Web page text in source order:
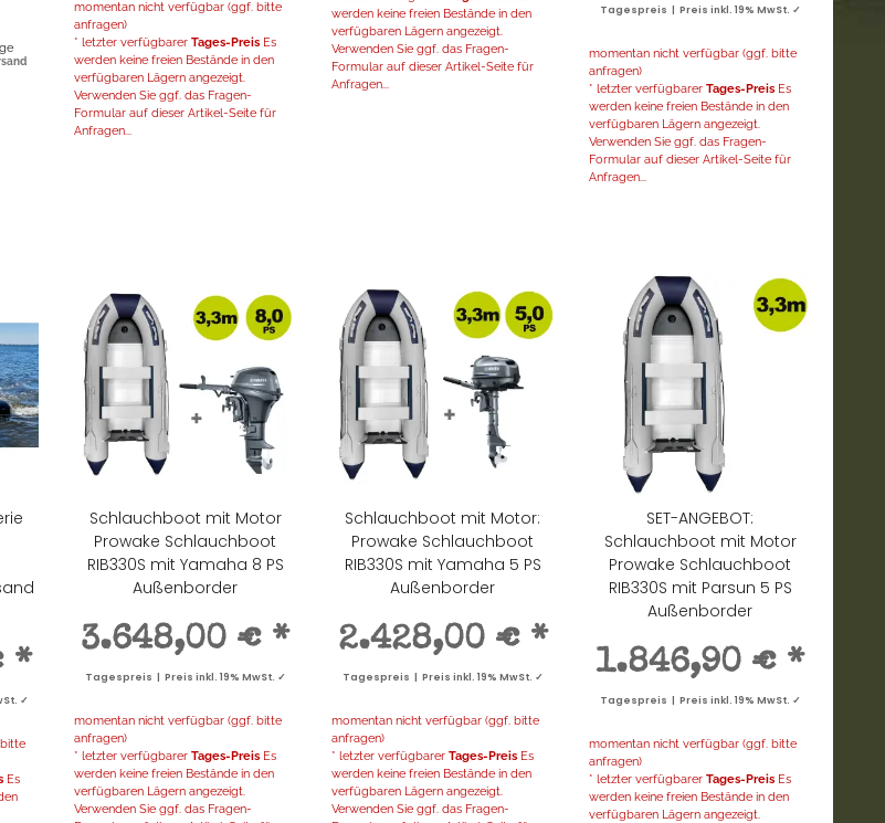
momentan nicht verfügbar (ggf. bitte
anfragen)
* letzter verfügbarerTages-Preis Es
werden keine freien Bestände in den
verfügbaren Lägern angezeigt.
Verwenden Sie ggf. das Fragen-
Formular auf dieser Artikel-Seite für
Anfragen...
werden keine freien Bestände in den
verfügbaren Lägern angezeigt.
Verwenden Sie ggf. das Fragen-
Formular auf dieser Artikel-Seite für
Anfragen...
Tagespreis | Preis inkl. 19% MwSt. ✓
momentan nicht verfügbar (ggf. bitte
anfragen)
* letzter verfügbarerTages-Preis Es
werden keine freien Bestände in den
verfügbaren Lägern angezeigt.
Verwenden Sie ggf. das Fragen-
Formular auf dieser Artikel-Seite für
Anfragen...
*
✓
Es
Schlauchboot mit Motor
Prowake Schlauchboot
RIB330S mit Yamaha 8 PS
Außenborder
3.648,00 € *
Tagespreis | Preis inkl. 19% MwSt. ✓
momentan nicht verfügbar (ggf. bitte
anfragen)
* letzter verfügbarerTages-Preis Es
werden keine freien Bestände in den
verfügbaren Lägern angezeigt.
Verwenden Sie ggf. das Fragen-
Schlauchboot mit Motor:
Prowake Schlauchboot
RIB330S mit Yamaha 5 PS
Außenborder
2.428,00 € *
Tagespreis | Preis inkl. 19% MwSt. ✓
momentan nicht verfügbar (ggf. bitte
anfragen)
* letzter verfügbarerTages-Preis Es
werden keine freien Bestände in den
verfügbaren Lägern angezeigt.
Verwenden Sie ggf. das Fragen-
SET-ANGEBOT:
Schlauchboot mit Motor
Prowake Schlauchboot
RIB330S mit Parsun 5 PS
Außenborder
1.846,90 € *
Tagespreis | Preis inkl. 19% MwSt. ✓
momentan nicht verfügbar (ggf. bitte
anfragen)
* letzter verfügbarerTages-Preis Es
werden keine freien Bestände in den
verfügbaren Lägern angezeigt.